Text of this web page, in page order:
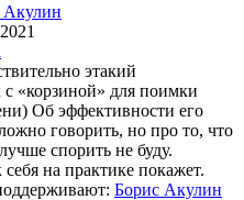
Акулин
этакий
с «корзиной» для поимки
Об эффективности его
говорить, но про то, что
спорить не буду.
на практике покажет.
Борис Акулин